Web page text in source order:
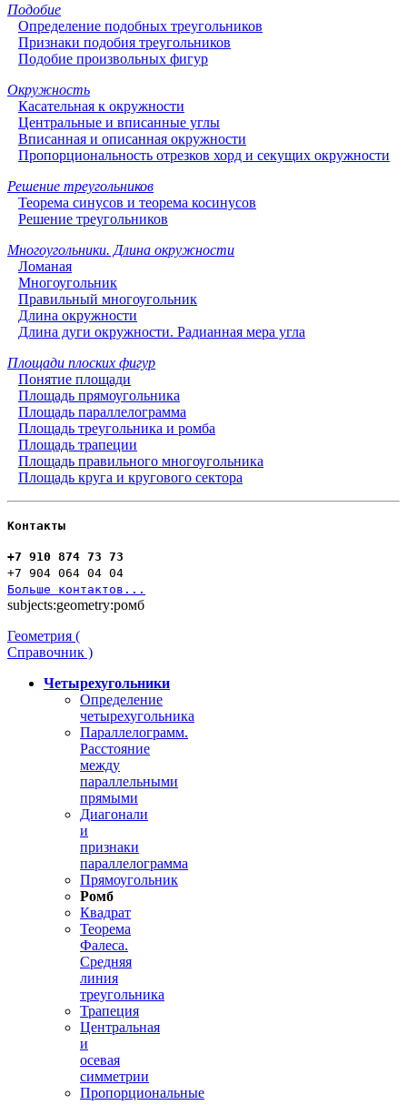
Подобие
Определение подобных треугольников
Признаки подобия треугольников
Подобие произвольных фигур
Окружность
Касательная к окружности
Центральные и вписанные углы
Вписанная и описанная окружности
Пропорциональность отрезков хорд и секущих окружности
Решение треугольников
Теорема синусов и теорема косинусов
Решение треугольников
Многоугольники. Длина окружности
Ломаная
Многоугольник
Правильный многоугольник
Длина окружности
Длина дуги окружности. Радианная мера угла
Площади плоских фигур
Понятие площади
Площадь прямоугольника
Площадь параллелограмма
Площадь треугольника и ромба
Площадь трапеции
Площадь правильного многоугольника
Площадь круга и кругового сектора
Контакты
+7 910 874 73 73
+7 904 064 04 04
Больше контактов...
subjects:geometry:ромб
Геометрия (
Справочник )
Четырехугольники
Определение
четырехугольника
Параллелограмм.
Расстояние
между
параллельными
прямыми
Диагонали
и
признаки
параллелограмма
Прямоугольник
Ромб
Квадрат
Теорема
Фалеса.
Средняя
линия
треугольника
Трапеция
Центральная
и
осевая
симметрии
Пропорциональные